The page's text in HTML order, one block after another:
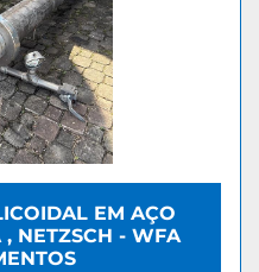
EM AÇO
NETZSCH - WFA